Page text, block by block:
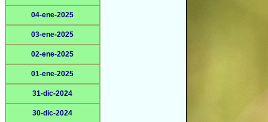
04-ene-2025
03-ene-2025
02-ene-2025
01-ene-2025
31-dic-2024
30-dic-2024